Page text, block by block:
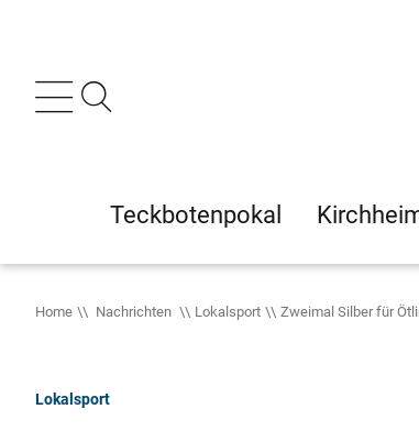
Teckbotenpokal
Home Nachrichten Lokalsport Zweimal Silber für
Lokalsport